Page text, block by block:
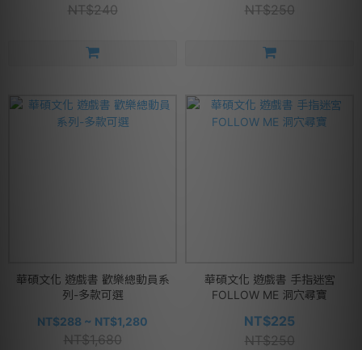
NT$240
NT$250
華碩文化 遊戲書 歡樂總動員系
列-多款可選
NT$288 ~ NT$1,280
NT$1,680
華碩文化 遊戲書 手指迷宮
FOLLOW ME 洞穴尋寶
NT$225
NT$250